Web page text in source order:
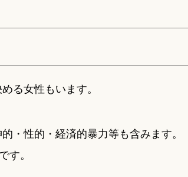
る女性もいます。
・性的・経済的暴力等も含みます。
。